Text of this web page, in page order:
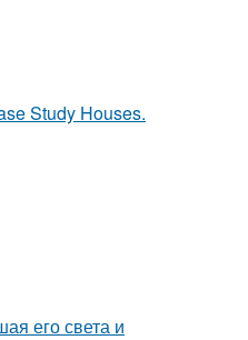
Study Houses.
его света и